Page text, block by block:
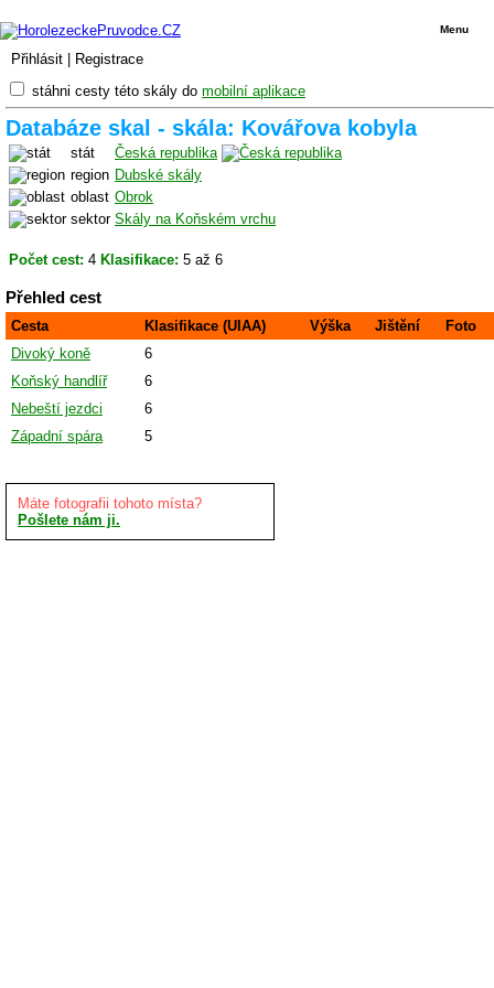
Přihlásit Registrace
Menu
stáhni cesty této skály do mobilní aplikace
Databáze skal - skála: Kovářova kobyla
stát
Česká republika
region Dubské skály
oblast Obrok
sektor Skály na Koňském vrchu
Počet cest: 4 Klasifikace: 5 až 6
Přehled cest
Cesta Klasifikace (UIAA) Výška Jištění
Foto
Divoký koně
6
Koňský handlíř
6
Nebeští jezdci
6
Západní spára
5
Máte fotografii tohoto místa?
Pošlete nám ji.